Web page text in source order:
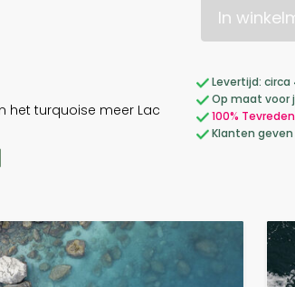
het turquoise meer Lac
In
Levertijd:
Op maat voor
100%
Klanten